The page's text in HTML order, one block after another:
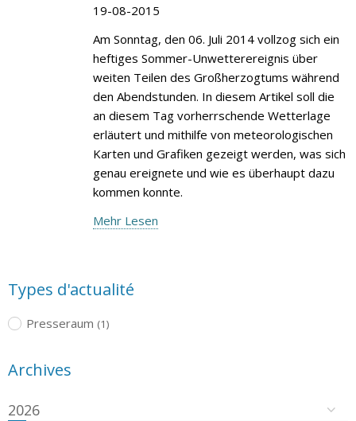
19-08-2015
Am Sonntag, den 06. Juli 2014 vollzog sich ein
heftiges Sommer-Unwetterereignis über
weiten Teilen des Großherzogtums während
den Abendstunden. In diesem Artikel soll die
an diesem Tag vorherrschende Wetterlage
erläutert und mithilfe von meteorologischen
Karten und Grafiken gezeigt werden, was sich
genau ereignete und wie es überhaupt dazu
kommen konnte.
Mehr Lesen
Types d'actualité
Presseraum (1)
Archives
2026